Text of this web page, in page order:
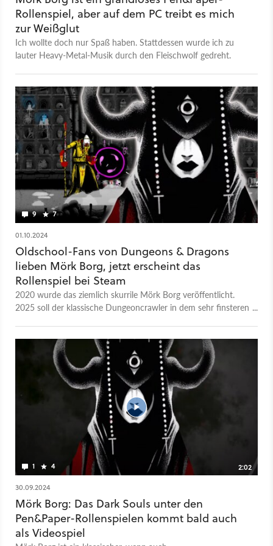
Rollenspiel, aber auf dem PC treibt es mich
zur Weißglut
Ich wollte doch nur Spaß haben. Stattdessen wurde ich zu
lauter Heavy-Metal-Musik durch den Fleischwolf gedreht.
9 7
01.10.2024
Oldschool-Fans von Dungeons & Dragons
lieben Mörk Borg, jetzt erscheint das
Rollenspiel bei Steam
2020 wurde das ziemlich skurrile Mörk Borg veröffentlicht.
2025 soll der klassische Dungeoncrawler in dem sehr finsteren
1 4
2:02
30.09.2024
Mörk Borg: Das Dark Souls unter den
Pen&Paper-Rollenspielen kommt bald auch
als Videospiel